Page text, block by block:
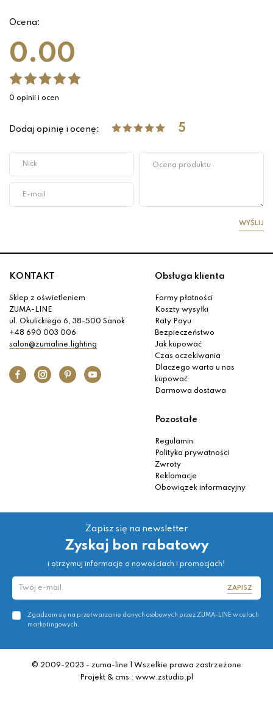
Ocena:
0.00
0 opinii i ocen
Dodaj opinię i ocenę: 5
WYŚLIJ
KONTAKT
Sklep z oświetleniem
ZUMA-LINE
ul. Okulickiego 6, 38-500 Sanok
+48 690 003 006
salon@zumaline.lighting
Obsługa klienta
Formy płatności
Koszty wysyłki
Raty Payu
Bezpieczeństwo
Jak kupować
Czas oczekiwania
Dlaczego warto u nas
kupować
Darmowa dostawa
Pozostałe
Regulamin
Polityka prywatności
Zwroty
Reklamacje
Obowiązek informacyjny
Zapisz się na newsletter
Zyskaj bon rabatowy
i otrzymuj informacje o nowościach i promocjach!
ZAPISZ
Zgadzam się na przetwarzanie danych osobowych przez ZUMA-LINE w celach
marketingowych.
© 2009-2023 - zuma-line | Wszelkie prawa zastrzeżone
Projekt & cms : www.zstudio.pl